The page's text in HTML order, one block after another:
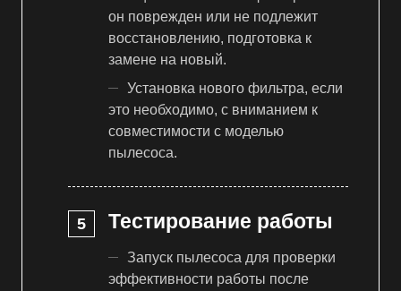
он поврежден или не подлежит
восстановлению, подготовка к
замене на новый.
Установка нового фильтра, если
это необходимо, с вниманием к
совместимости с моделью
пылесоса.
Тестирование работы
Запуск пылесоса для проверки
эффективности работы после